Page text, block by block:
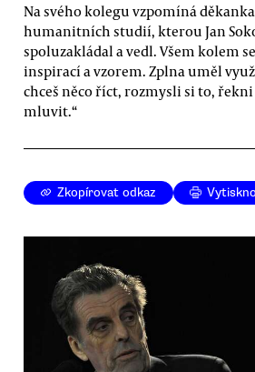
Na svého kolegu vzpomíná
humanitních studií, kterou Jan
spoluzakládal a vedl. Všem kolem
inspirací a vzorem. Zplna uměl
chceš něco říct, rozmysli si to,
mluvit.“
Zkopírovat odkaz